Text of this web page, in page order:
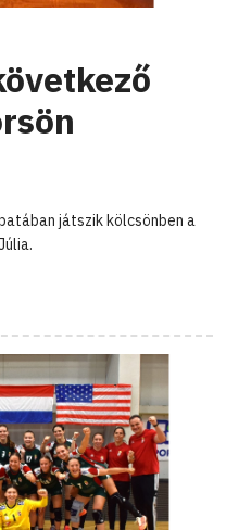
játszik kölcsönben a